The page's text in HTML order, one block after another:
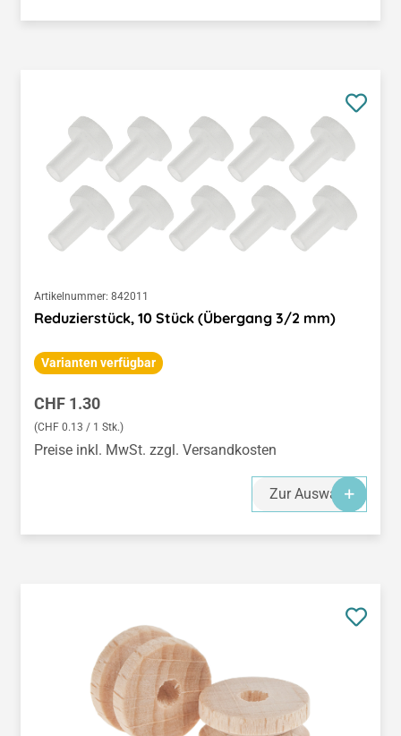
Artikelnummer: 842011
Reduzierstück, 10 Stück (Übergang 3/2 mm)
Varianten verfügbar
Regulärer Preis:
CHF 1.30
(CHF 0.13 / 1 Stk.)
Preise inkl. MwSt. zzgl. Versandkosten
Zur Auswahl